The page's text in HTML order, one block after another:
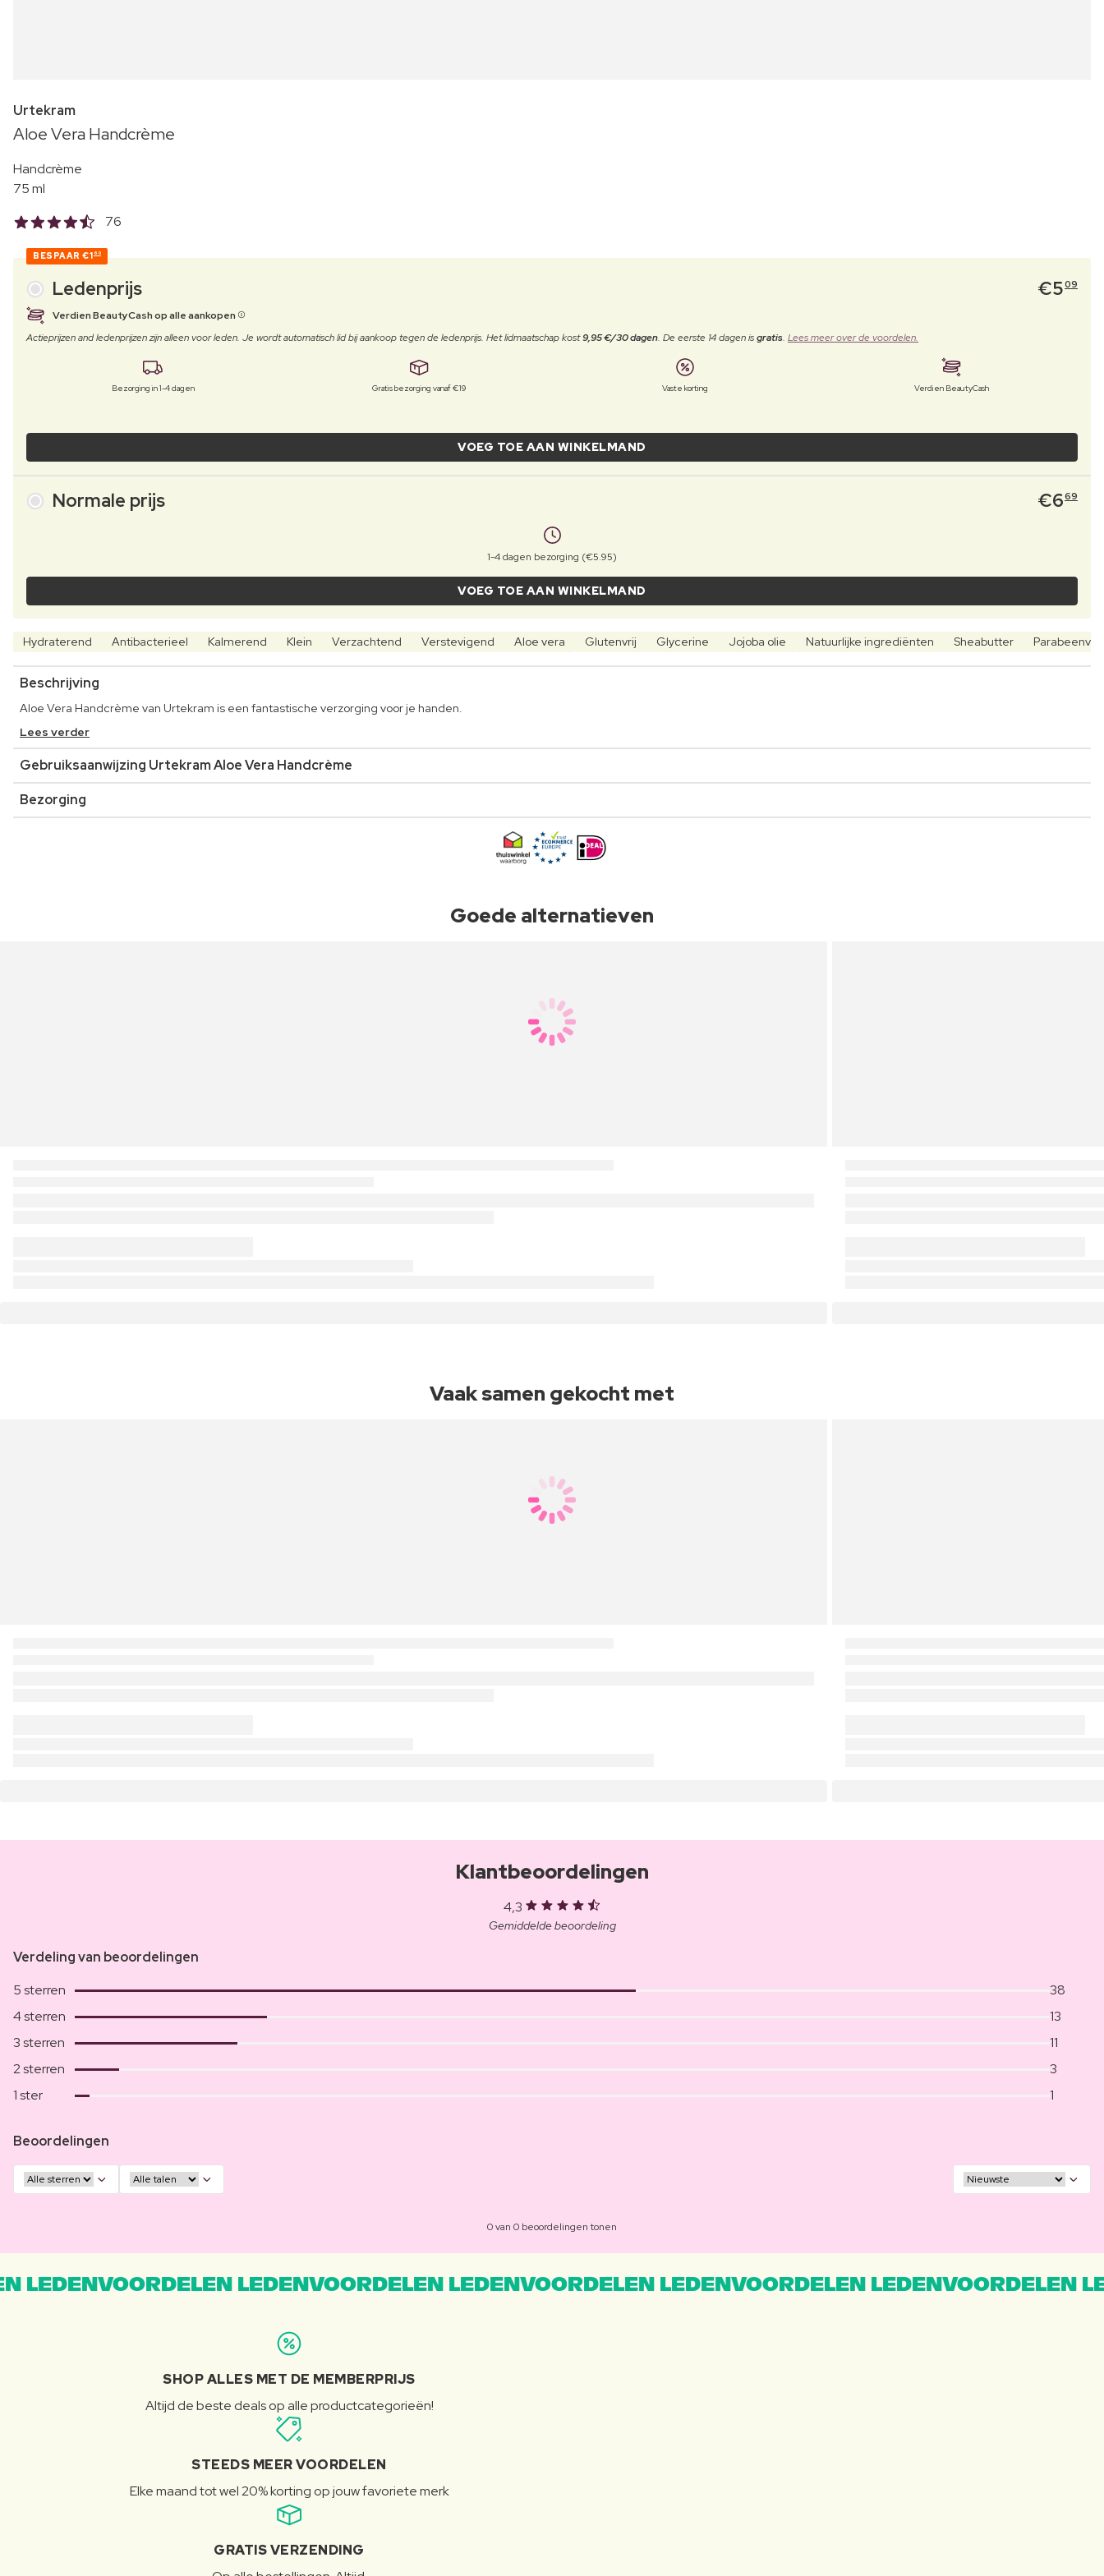
Urtekram
Aloe Vera Handcrème
Handcrème
75 ml
76
BESPAAR €1 60
Ledenprijs €509
Verdien BeautyCash op alle aankopen
Actieprijzen and ledenprijzen zijn alleen voor leden. Je wordt automatisch lid bij aankoop tegen de ledenprijs. Het lidmaatschap kost9,95 €/30 dagen. De eerste 14 dagen isgratis. Lees meer over de voordelen.
Bezorging in 1-4 dagen Gratis bezorging vanaf €19 Vaste korting Verdien BeautyCash
VOEG TOE AAN WINKELMAND
Normale prijs €669
1-4 dagen bezorging (€5.95)
VOEG TOE AAN WINKELMAND
Hydraterend Antibacterieel Kalmerend Klein Verzachtend Verstevigend Aloe vera Glutenvrij Glycerine Jojoba olie Natuurlijke ingrediënten Sheabutter Parabeenvrij
Beschrijving
Aloe Vera Handcrème van Urtekram is een fantastische verzorging voor je handen.
Lees verder
Gebruiksaanwijzing Urtekram Aloe Vera Handcrème
Bezorging
Goede alternatieven
Vaak samen gekocht met
Klantbeoordelingen
4,3
Gemiddelde beoordeling
Verdeling van beoordelingen
5 sterren
38
4 sterren
13
3 sterren
11
2 sterren
3
1 ster
1
Beoordelingen
0 van 0 beoordelingen tonen
LEDENVOORDELEN LEDENVOORDELEN LEDENVOORDELEN LEDENVOORDELEN
SHOP ALLES MET DE MEMBERPRIJS
Altijd de beste deals op alle productcategorieën!
STEEDS MEER VOORDELEN
Elke maand tot wel 20% korting op jouw favoriete merk
GRATIS VERZENDING